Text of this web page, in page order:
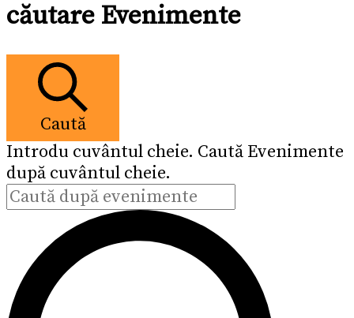
căutare Evenimente
Caută
Introdu cuvântul cheie. Caută Evenimente
după cuvântul cheie.